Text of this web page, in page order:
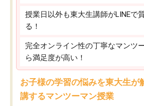
授業日以外も東大生講師がLINEで
る！
完全オンライン性の丁寧なマンツ
ら満足度が高い！
お子様の学習の悩みを東大生が
講するマンツーマン授業